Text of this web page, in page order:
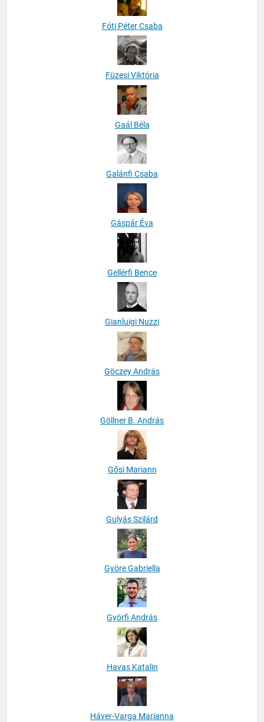
Fóti Péter Csaba
Füzesi Viktória
Gaál Béla
Galánfi Csaba
Gáspár Éva
Gellérfi Bence
Gianluigi Nuzzi
Göczey András
Göllner B. András
Gősi Mariann
Gulyás Szilárd
Györe Gabriella
Györfi András
Havas Katalin
Háver-Varga Marianna